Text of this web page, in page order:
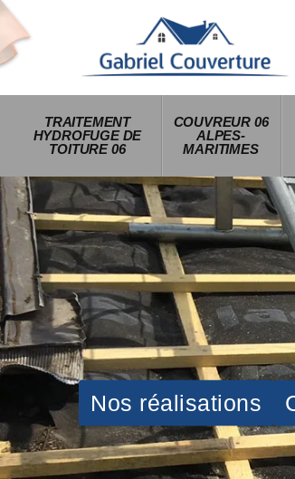
TRAITEMENT
HYDROFUGE DE
TOITURE 06
COUVREUR 06
ALPES-
MARITIMES
Nos réalisations